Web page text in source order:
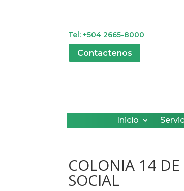
Tel: +504 2665-8000
Contactenos
Inicio
COLONIA 14 DE
SOCIAL